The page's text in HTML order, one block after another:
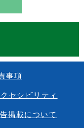
事項
セシビリティ
掲載について